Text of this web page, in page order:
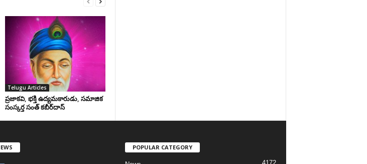
Telugu Articles
ప్రజాకవి, భక్తి ఉద్యమకారుడు, సమాజిక
సంస్కర్త సంత్‌ కబీర్‌దాస్‌
POPULAR CATEGORY